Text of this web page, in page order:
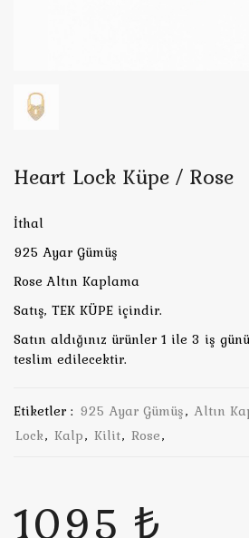
Heart Lock Küpe / Rose
İthal
925 Ayar Gümüş
Rose Altın Kaplama
Satış, TEK KÜPE içindir.
Satın aldığınız ürünler 1 ile 3 iş
teslim edilecektir.
Etiketler : 925 Ayar Gümüş, Altın
Lock, Kalp, Kilit, Rose,
1095 ₺